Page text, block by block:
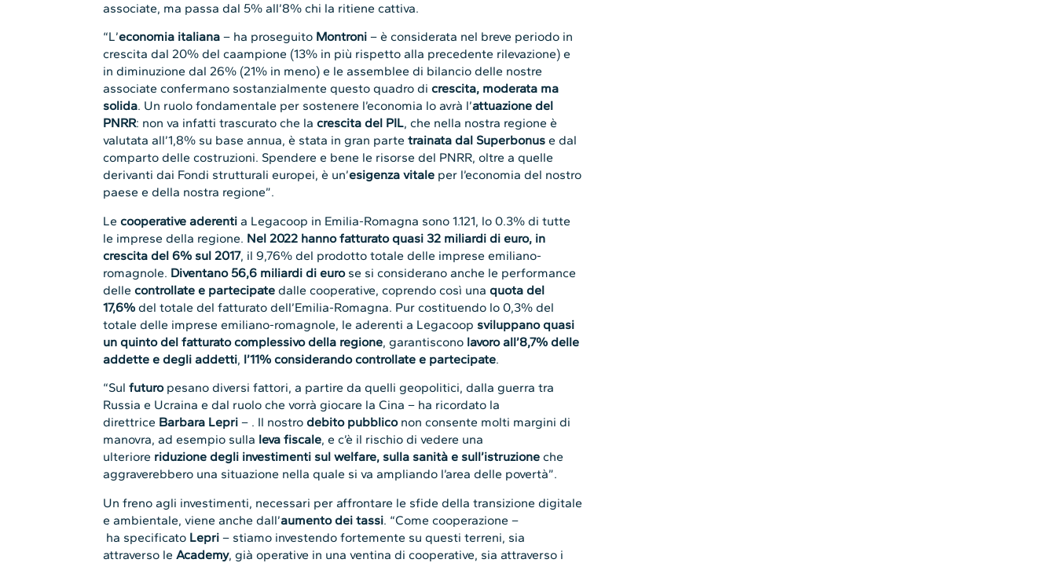
associate, ma passa dal 5% all’8% chi la ritiene cattiva.
“L’economia italiana– ha proseguito Montroni – è considerata nel breve periodo in
crescita dal 20% del caampione (13% in più rispetto alla precedente rilevazione) e
in diminuzione dal 26% (21% in meno) e le assemblee di bilancio delle nostre
associate confermano sostanzialmente questo quadro dicrescita, moderata ma
solida. Un ruolo fondamentale per sostenere l’economia lo avrà l’attuazione del
PNRR: non va infatti trascurato che lacrescita del PIL, che nella nostra regione è
valutata all’1,8% su base annua, è stata in gran partetrainata dal Superbonus e dal
comparto delle costruzioni. Spendere e bene le risorse del PNRR, oltre a quelle
derivanti dai Fondi strutturali europei, è un’esigenza vitale per l’economia del nostro
paese e della nostra regione”.
Lecooperative aderenti a Legacoop in Emilia-Romagna sono 1.121, lo 0.3% di tutte
le imprese della regione. Nel 2022 hanno fatturato quasi 32 miliardi di euro, in
crescita del 6% sul 2017, il 9,76% del prodotto totale delle imprese emiliano-
romagnole. Diventano 56,6 miliardi di eurose si considerano anche le performance
dellecontrollate e partecipate dalle cooperative, coprendo così unaquota del
17,6%del totale del fatturato dell’Emilia-Romagna. Pur costituendo lo 0,3% del
totale delle imprese emiliano-romagnole, le aderenti a Legacoop sviluppano quasi
un quinto del fatturato complessivo della regione, garantiscono lavoro all’8,7% delle
addette e degli addetti, l’11% considerando controllate e partecipate.
“Sulfuturopesano diversi fattori, a partire da quelli geopolitici, dalla guerra tra
Russia e Ucraina e dal ruolo che vorrà giocare la Cina – ha ricordato la
direttrice Barbara Lepri – . Il nostrodebito pubbliconon consente molti margini di
manovra, ad esempio sulla leva fiscale, e c’è il rischio di vedere una
ulteriore riduzione degli investimenti sul welfare, sulla sanità e sull’istruzione che
aggraverebbero una situazione nella quale si va ampliando l’area delle povertà”.
Un freno agli investimenti, necessari per affrontare le sfide della transizione digitale
e ambientale, viene anche dall’aumento dei tassi. “Come cooperazione –
ha specificato Lepri – stiamo investendo fortemente su questi terreni, sia
attraverso leAcademy, già operative in una ventina di cooperative, sia attraverso i